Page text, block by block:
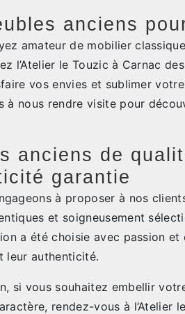
anciens
amateur de mobilier
l’Atelier le Touzic à Carnac
vos envies et sublimer
à nous rendre visite pour
anciens de
garantie
à proposer à nos
et soigneusement
a été choisie avec passion
leur authenticité.
si vous souhaitez embellir
rendez-vous à l’Atelier